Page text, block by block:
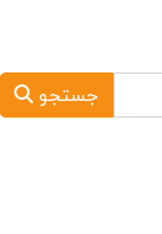
جستجو